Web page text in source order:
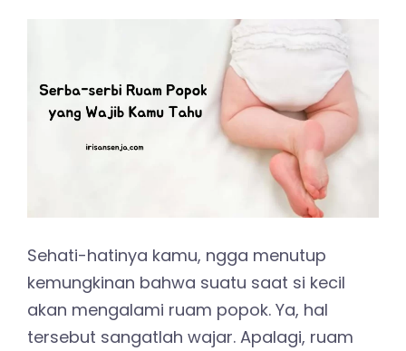
Sehati-hatinya kamu, ngga menutup
kemungkinan bahwa suatu saat si kecil
akan mengalami ruam popok. Ya, hal
tersebut sangatlah wajar. Apalagi, ruam